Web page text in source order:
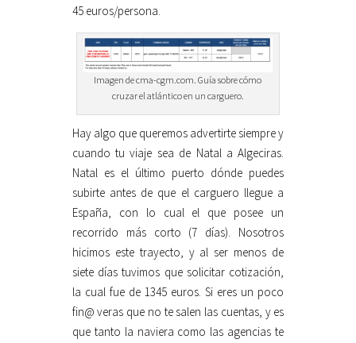
45 euros/persona.
Imagen de cma-cgm.com. Guía sobre cómo
cruzar el atlántico en un carguero.
Hay algo que queremos advertirte siempre y
cuando tu viaje sea de Natal a Algeciras.
Natal es el último puerto dónde puedes
subirte antes de que el carguero llegue a
España, con lo cual el que posee un
recorrido más corto (7 días). Nosotros
hicimos este trayecto, y al ser menos de
siete días tuvimos que solicitar cotización,
la cual fue de 1345 euros. Si eres un poco
fin@ veras que no te salen las cuentas, y es
que tanto la naviera como las agencias te